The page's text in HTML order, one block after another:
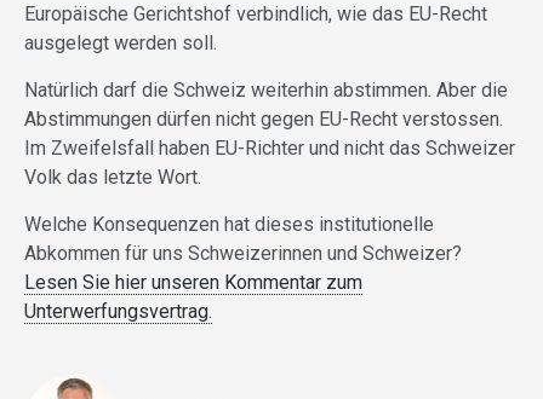
Europäische Gerichtshof verbindlich, wie das EU-Recht
ausgelegt werden soll.
Natürlich darf die Schweiz weiterhin abstimmen. Aber die
Abstimmungen dürfen nicht gegen EU-Recht verstossen.
Im Zweifelsfall haben EU-Richter und nicht das Schweizer
Volk das letzte Wort.
Welche Konsequenzen hat dieses institutionelle
Abkommen für uns Schweizerinnen und Schweizer?
Lesen Sie hier unseren Kommentar zum
Unterwerfungsvertrag.